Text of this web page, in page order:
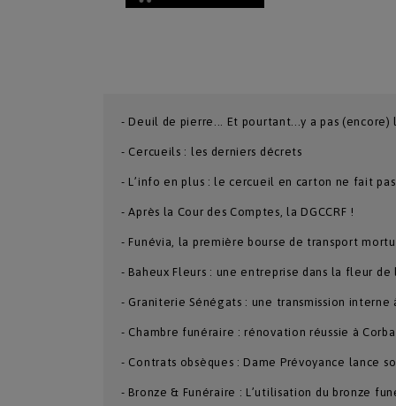
- Deuil de pierre... Et pourtant...y a pas
- Cercueils : les derniers décrets
- L’info en plus : le cercueil en carton ne fait
- Après la Cour des Comptes, la DGCCRF !
- Funévia, la première bourse de transport
- Baheux Fleurs : une entreprise dans la fleur de
- Graniterie Sénégats : une transmission
- Chambre funéraire : rénovation réussie à
- Contrats obsèques : Dame Prévoyance lance
- Bronze & Funéraire : L’utilisation du bronze